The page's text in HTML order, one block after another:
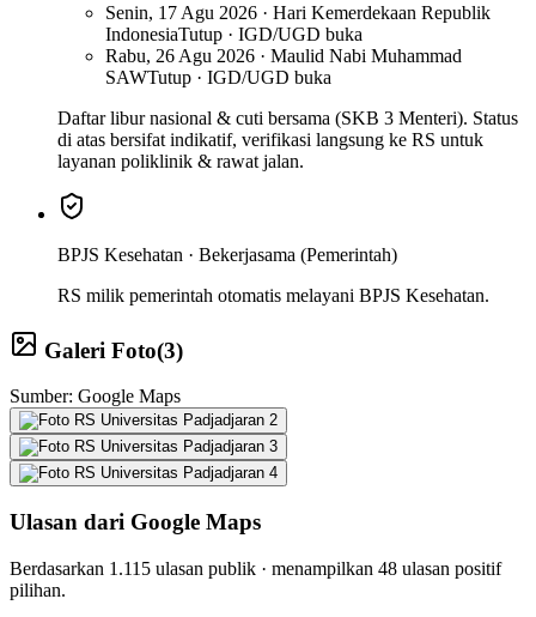
Senin, 17 Agu 2026 · Hari Kemerdekaan Republik
IndonesiaTutup · IGD/UGD buka
Rabu, 26 Agu 2026 · Maulid Nabi Muhammad
SAWTutup · IGD/UGD buka
Daftar libur nasional & cuti bersama (SKB 3 Menteri). Status
di atas bersifat indikatif, verifikasi langsung ke RS untuk
layanan poliklinik & rawat jalan.
BPJS Kesehatan · Bekerjasama (Pemerintah)
RS milik pemerintah otomatis melayani BPJS Kesehatan.
Galeri Foto(3)
Sumber: Google Maps
Ulasan dari Google Maps
Berdasarkan 1.115 ulasan publik · menampilkan 48 ulasan positif
pilihan.